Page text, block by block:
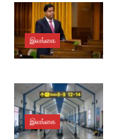
இலங்கை
இலங்கை